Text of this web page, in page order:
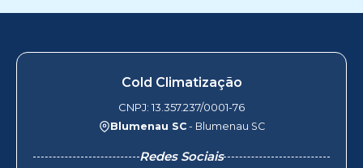
Cold Climatização
CNPJ: 13.357.237/0001-76
Blumenau SC- Blumenau SC
Redes Sociais